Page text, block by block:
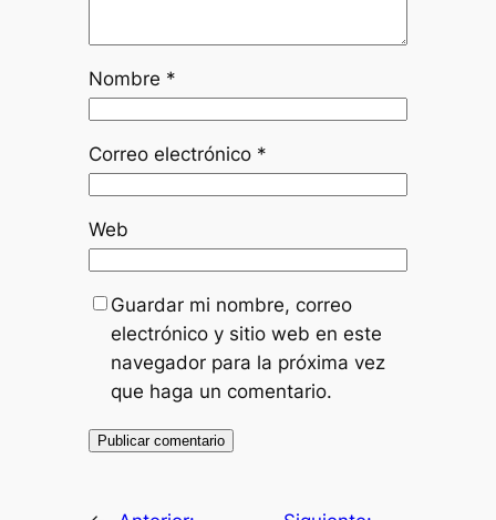
Nombre *
Correo electrónico *
Web
Guardar mi nombre, correo
electrónico y sitio web en este
navegador para la próxima vez
que haga un comentario.